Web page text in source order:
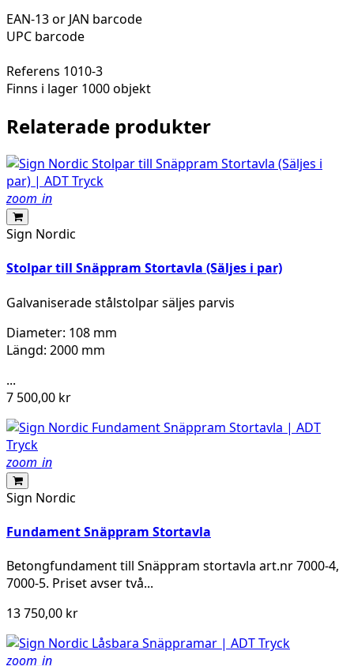
EAN-13 or JAN barcode
UPC barcode
Referens 1010-3
Finns i lager 1000 objekt
Relaterade produkter
zoom_in
Sign Nordic
Stolpar till Snäppram Stortavla (Säljes i par)
Galvaniserade stålstolpar säljes parvis
Diameter: 108 mm
Längd: 2000 mm
...
7 500,00 kr
zoom_in
Sign Nordic
Fundament Snäppram Stortavla
Betongfundament till Snäppram stortavla art.nr 7000-4,
7000-5. Priset avser två...
13 750,00 kr
zoom_in